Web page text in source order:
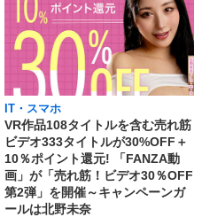
IT・スマホ
VR作品108タイトルを含む売れ筋
ビデオ333タイトルが30%OFF＋
10％ポイント還元! 「FANZA動
画」が「売れ筋！ビデオ30％OFF
第2弾」を開催～キャンペーンガ
ールは北野未奈